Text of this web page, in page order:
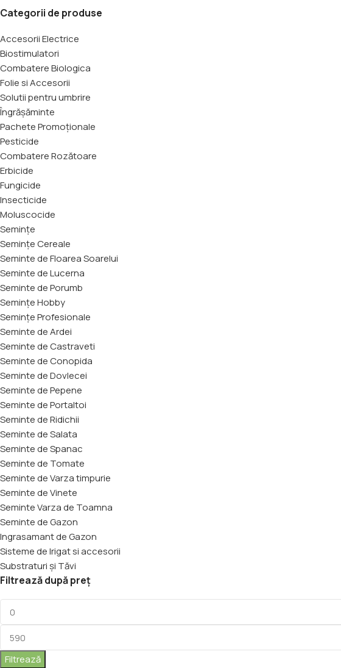
Categorii de produse
Accesorii Electrice
Biostimulatori
Combatere Biologica
Folie si Accesorii
Solutii pentru umbrire
Îngrășăminte
Pachete Promoționale
Pesticide
Combatere Rozătoare
Erbicide
Fungicide
Insecticide
Moluscocide
Semințe
Semințe Cereale
Seminte de Floarea Soarelui
Seminte de Lucerna
Seminte de Porumb
Semințe Hobby
Semințe Profesionale
Seminte de Ardei
Seminte de Castraveti
Seminte de Conopida
Seminte de Dovlecei
Seminte de Pepene
Seminte de Portaltoi
Seminte de Ridichii
Seminte de Salata
Seminte de Spanac
Seminte de Tomate
Seminte de Varza timpurie
Seminte de Vinete
Seminte Varza de Toamna
Seminte de Gazon
Ingrasamant de Gazon
Sisteme de Irigat si accesorii
Substraturi și Tăvi
Filtrează după preț
Filtrează